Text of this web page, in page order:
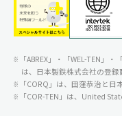
「ABREX」・「WEL-TEN」
は、日本製鉄株式会社の登録
「CORQ」は、田窪恭治と日
「COR-TEN」は、United